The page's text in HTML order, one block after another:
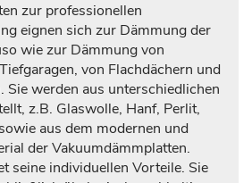
zur professionellen
eignen sich zur Dämmung der
wie zur Dämmung von
von Flachdächern und
Sie werden aus unterschiedlichen
z.B. Glaswolle, Hanf, Perlit,
aus dem modernen und
der Vakuumdämmplatten.
seine individuellen Vorteile. Sie